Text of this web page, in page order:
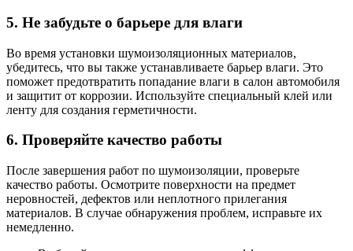
5. Не забудьте о барьере для влаги
Во время установки шумоизоляционных материалов,
убедитесь, что вы также устанавливаете барьер влаги. Это
поможет предотвратить попадание влаги в салон автомобиля
и защитит от коррозии. Используйте специальный клей или
ленту для создания герметичности.
6. Проверяйте качество работы
После завершения работ по шумоизоляции, проверьте
качество работы. Осмотрите поверхности на предмет
неровностей, дефектов или неплотного прилегания
материалов. В случае обнаружения проблем, исправьте их
немедленно.